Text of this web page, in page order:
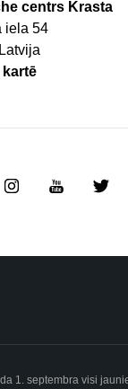
centrs Krasta
iela 54
1. septembra visi